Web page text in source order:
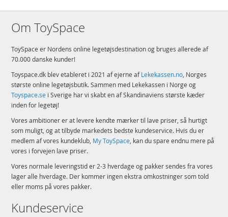
Om ToySpace
ToySpace er Nordens online legetøjsdestination og bruges allerede af
70.000 danske kunder!
Toyspace.dk blev etableret i 2021 af ejerne afLekekassen.no, Norges
største online legetøjsbutik. Sammen med Lekekassen i Norge og
Toyspace.se i Sverige har vi skabt en af Skandinaviens største kæder
inden for legetøj!
Vores ambitioner er at levere kendte mærker til lave priser, så hurtigt
som muligt, og at tilbyde markedets bedste kundeservice. Hvis du er
medlem af vores kundeklub, My ToySpace, kan du spare endnu mere på
vores i forvejen lave priser.
Vores normale leveringstid er 2-3 hverdage og pakker sendes fra vores
lager alle hverdage. Der kommer ingen ekstra omkostninger som told
eller moms på vores pakker.
Kundeservice